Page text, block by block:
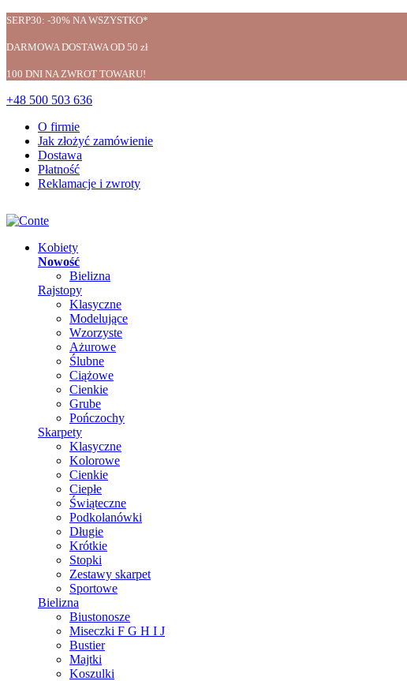
SERP30: -30% NA WSZYSTKO*
DARMOWA DOSTAWA OD 50 zł
100 DNI NA ZWROT TOWARU!
+48 500 503 636
O firmie
Jak złożyć zamówienie
Dostawa
Płatność
Reklamacje i zwroty
Kobiety
Nowość
Bielizna
Rajstopy
Klasyczne
Modelujące
Wzorzyste
Ażurowe
Ślubne
Ciążowe
Cienkie
Grube
Pończochy
Skarpety
Klasyczne
Kolorowe
Cienkie
Ciepłe
Świąteczne
Podkolanówki
Długie
Krótkie
Stopki
Zestawy skarpet
Sportowe
Bielizna
Biustonosze
Miseczki F G H I J
Bustier
Majtki
Koszulki